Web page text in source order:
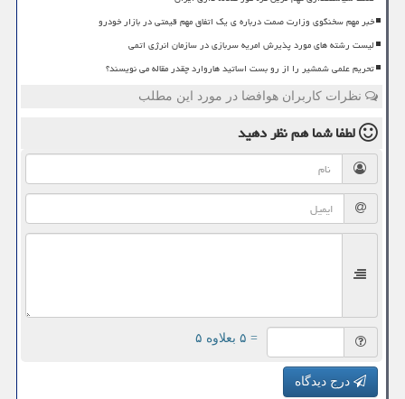
خبر مهم سخنگوی وزارت صمت درباره ی یک اتفاق مهم قیمتی در بازار خودرو
لیست رشته های مورد پذیرش امریه سربازی در سازمان انرژی اتمی
تحریم علمی شمشیر را از رو بست اساتید هاروارد چقدر مقاله می نویسند؟
نظرات کاربران هوافضا در مورد این مطلب
لطفا شما همنظر دهید
= ۵ بعلاوه ۵
درج دیدگاه